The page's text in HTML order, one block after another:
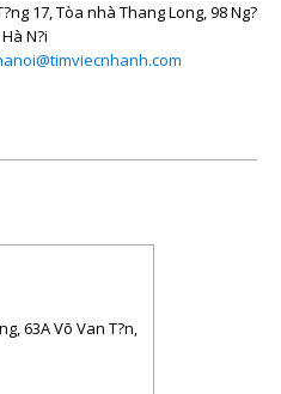
17, Tòa nhà Thang Long, 98 Ng?
N?i
63A Võ Van T?n,